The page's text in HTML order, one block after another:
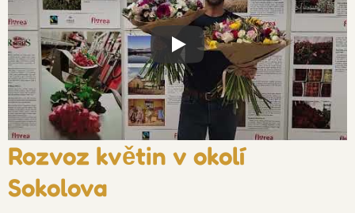
Proč jsou květiny z Florea tak
Rozvoz květin v okolí
Sokolova